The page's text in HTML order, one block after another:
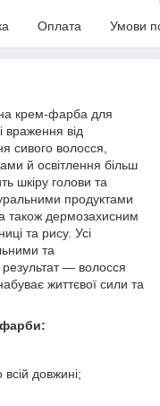
Оплата Умови
крем-фарба для
враження від
сивого волосся,
й освітлення більш
шкіру голови та
продуктами
також дермозахисним
та рису. Усі
та
— волосся
життєвої сили та
фарби:
довжині;